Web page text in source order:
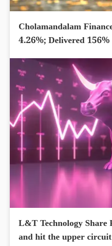
Cholamandalam
4.26%; Delivered
L&T Technology Share
and hit the upper circuit